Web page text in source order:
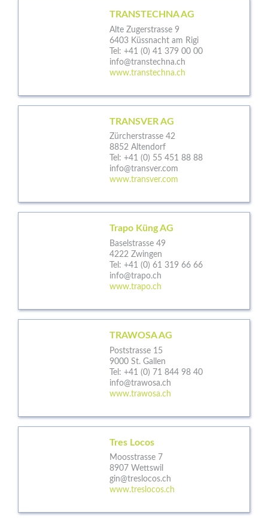
TRANSTECHNA AG
Alte Zugerstrasse 9
6403 Küssnacht am Rigi
Tel: +41 (0) 41 379 00 00
info@transtechna.ch
www.transtechna.ch
TRANSVER AG
Zürcherstrasse 42
8852 Altendorf
Tel: +41 (0) 55 451 88 88
info@transver.com
www.transver.com
Trapo Küng AG
Baselstrasse 49
4222 Zwingen
Tel: +41 (0) 61 319 66 66
info@trapo.ch
www.trapo.ch
TRAWOSA AG
Poststrasse 15
9000 St. Gallen
Tel: +41 (0) 71 844 98 40
info@trawosa.ch
www.trawosa.ch
Tres Locos
Moosstrasse 7
8907 Wettswil
gin@treslocos.ch
www.treslocos.ch